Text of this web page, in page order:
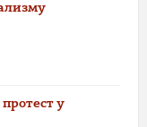
у